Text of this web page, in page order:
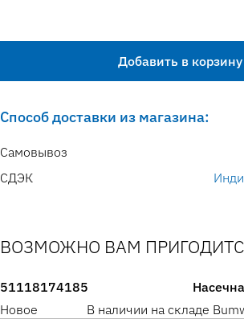
Добавить в корзину
Способ доставки из магазина:
Самовывоз
СДЭК
ВОЗМОЖНО ВАМ
51118174185
Новое
В наличии на складе